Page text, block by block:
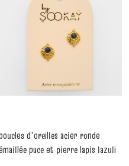
d'oreilles acier ronde
puce et pierre lapis lazuli